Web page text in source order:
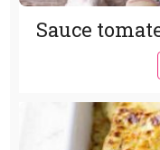
Sauce